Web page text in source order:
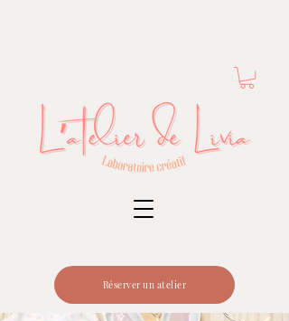
Réserver un atelier